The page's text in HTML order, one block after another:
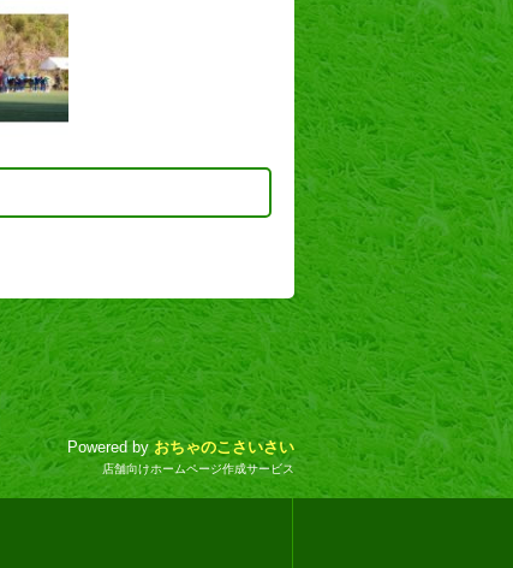
Powered byおちゃのこさいさい
店舗向けホームページ作成サービス